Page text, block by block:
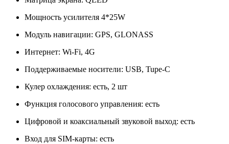
Мощность усилителя 4*25W
Модуль навигации: GPS, GLONASS
Интернет: Wi-Fi, 4G
Поддерживаемые носители: USB, Tupe-C
Кулер охлаждения: есть, 2 шт
Функция голосового управления: есть
Цифровой и коаксиальный звуковой выход: есть
Вход для SIM-карты: есть